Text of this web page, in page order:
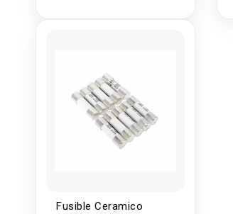
Fusible Ceramico